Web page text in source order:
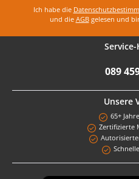
Ich habe die
und die AGBgelesen und
089
Unsere
65+
Zertifizierte